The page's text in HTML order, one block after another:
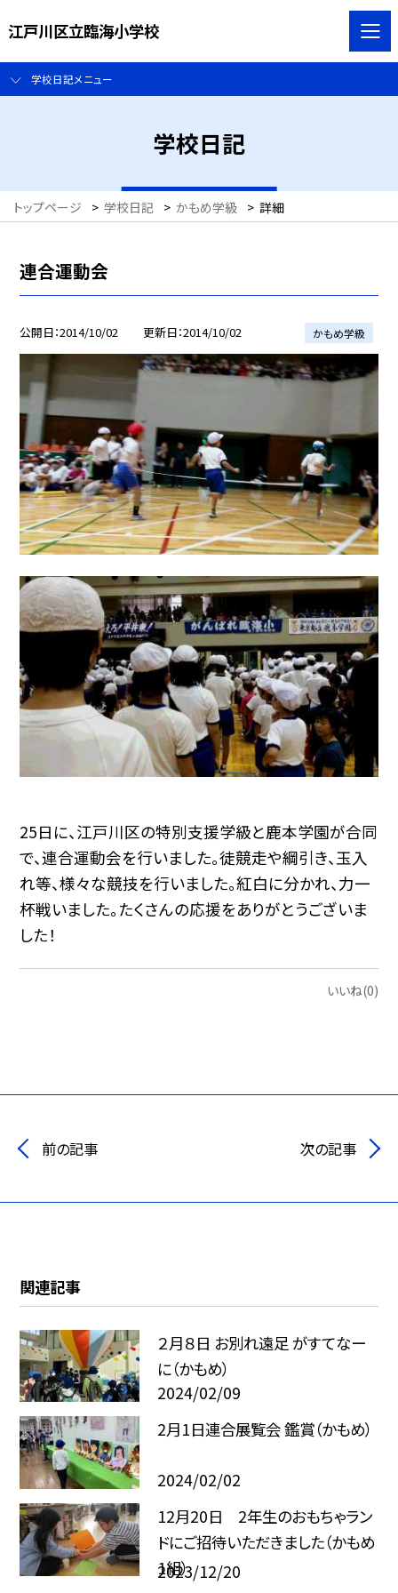
江戸川区立臨海小学校
学校日記メニュー
学校日記
トップページ > 学校日記 > かもめ学級 > 詳細
連合運動会
公開日 2014/10/02 更新日 2014/10/02 かもめ学級
25日に、江戸川区の特別支援学級と鹿本学園が合同
で、連合運動会を行いました。徒競走や綱引き、玉入
れ等、様々な競技を行いました。紅白に分かれ、力一
杯戦いました。たくさんの応援をありがとうございま
した！
いいね(0)
前の記事 次の記事
関連記事
２月８日 お別れ遠足 がすてなー
に（かもめ）
2024/02/09
2月1日連合展覧会 鑑賞（かもめ）
2024/02/02
12月20日 2年生のおもちゃラン
ドにご招待いただきました（かもめ
1組）
2023/12/20